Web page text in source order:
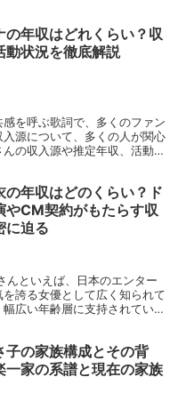
の年収はどれくらい？収
動状況を徹底解説
を呼ぶ歌詞で、多くのファン
源について、多くの人が関心
の収入源や推定年収、活動状
の年収はどのくらい？ド
やCM契約がもたらす収
に迫る
んといえば、日本のエンター
誇る女優として広く知られて
広い年齢層に支持されている
子の家族構成とその背
一家の系譜と現在の家族